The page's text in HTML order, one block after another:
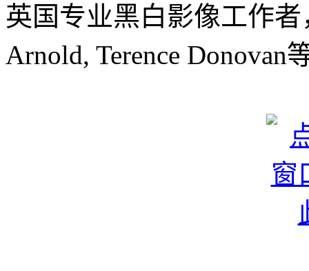
英国专业黑白影像工作者
Arnold, Terence